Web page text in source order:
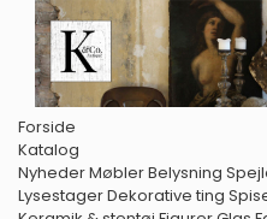
Forside
Katalog
NyhederMøblerBelysning
LysestagerDekorative ting